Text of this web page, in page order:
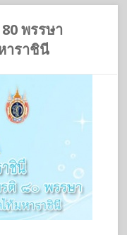
พรรษา
าราชินี